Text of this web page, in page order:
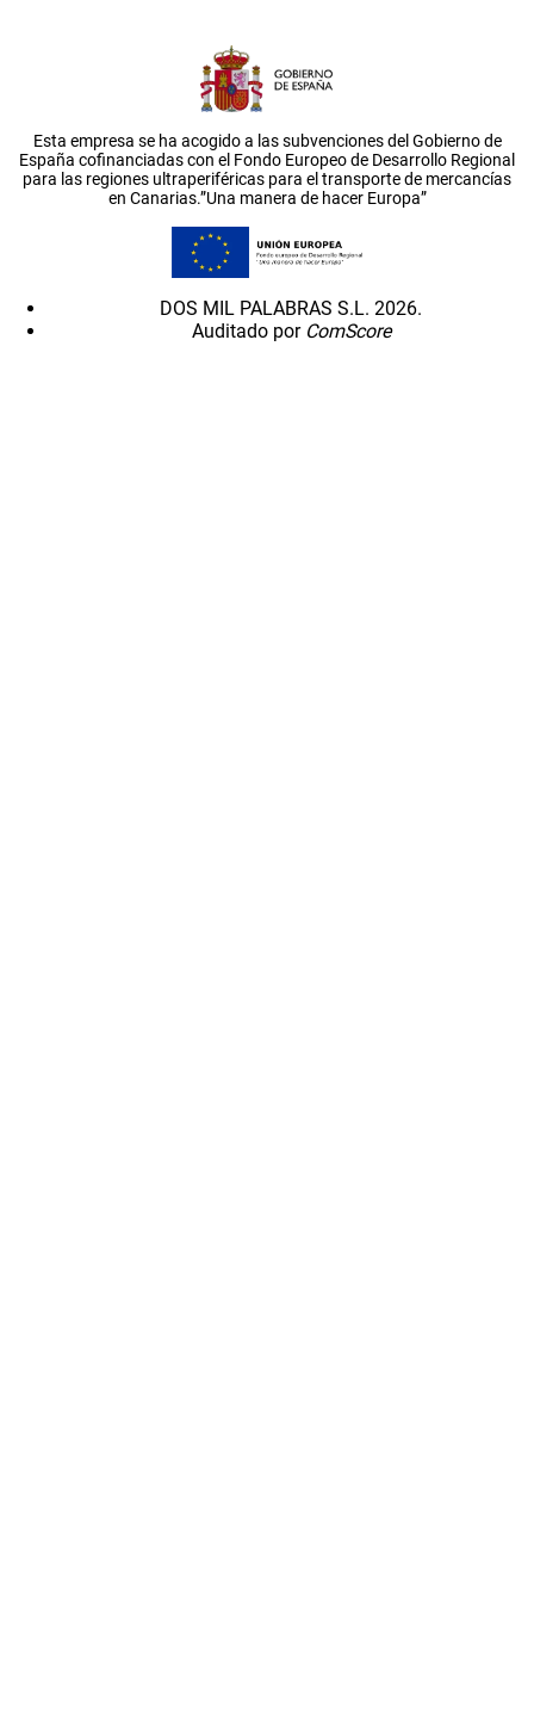
Esta empresa se ha acogido a las subvenciones del Gobierno de
España cofinanciadas con el Fondo Europeo de Desarrollo Regional
para las regiones ultraperiféricas para el transporte de mercancías
en Canarias.”Una manera de hacer Europa”
DOS MIL PALABRAS S.L. 2026.
Auditado por ComScore